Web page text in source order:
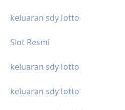
keluaran sdy lotto
Slot Resmi
keluaran sdy lotto
keluaran sdy lotto